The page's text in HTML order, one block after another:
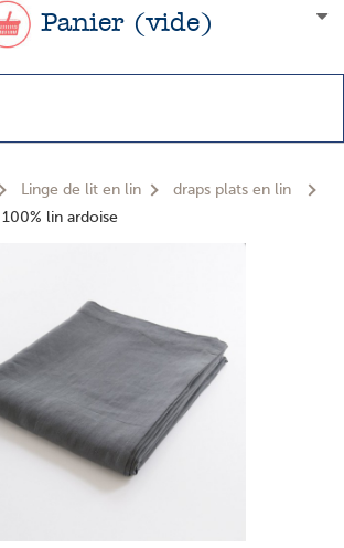
Panier (vide)
Linge de lit en lin
draps plats en lin
lin ardoise